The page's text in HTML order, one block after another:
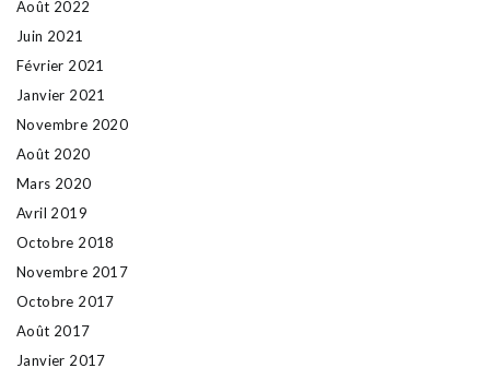
Août 2022
Juin 2021
Février 2021
Janvier 2021
Novembre 2020
Août 2020
Mars 2020
Avril 2019
Octobre 2018
Novembre 2017
Octobre 2017
Août 2017
Janvier 2017